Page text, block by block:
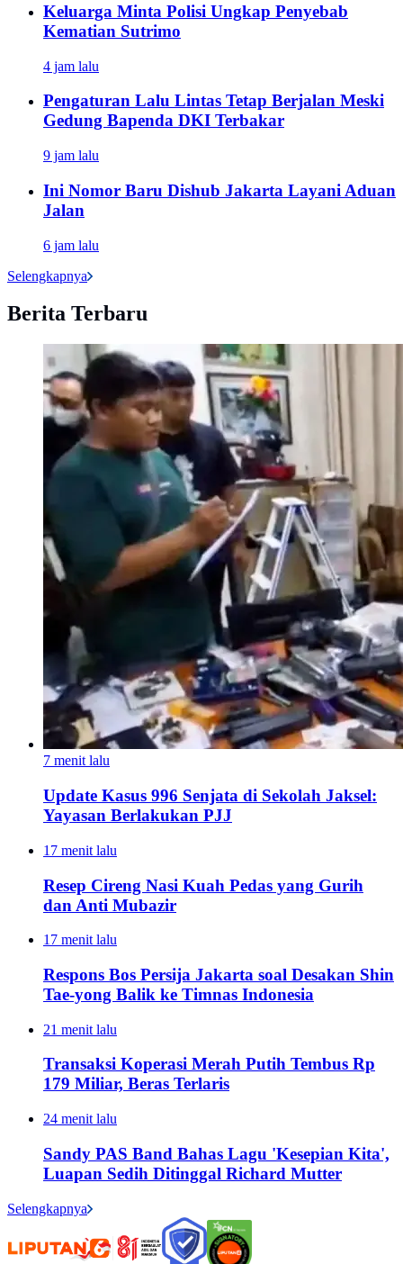
Keluarga Minta Polisi Ungkap Penyebab
Kematian Sutrimo
4 jam lalu
Pengaturan Lalu Lintas Tetap Berjalan Meski
Gedung Bapenda DKI Terbakar
9 jam lalu
Ini Nomor Baru Dishub Jakarta Layani Aduan
Jalan
6 jam lalu
Selengkapnya
Berita Terbaru
7 menit lalu
Update Kasus 996 Senjata di Sekolah Jaksel:
Yayasan Berlakukan PJJ
17 menit lalu
Resep Cireng Nasi Kuah Pedas yang Gurih
dan Anti Mubazir
17 menit lalu
Respons Bos Persija Jakarta soal Desakan Shin
Tae-yong Balik ke Timnas Indonesia
21 menit lalu
Transaksi Koperasi Merah Putih Tembus Rp
179 Miliar, Beras Terlaris
24 menit lalu
Sandy PAS Band Bahas Lagu 'Kesepian Kita',
Luapan Sedih Ditinggal Richard Mutter
Selengkapnya